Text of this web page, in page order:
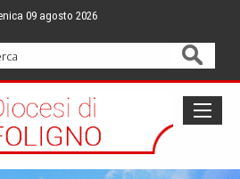
09 agosto 2026
Cerca